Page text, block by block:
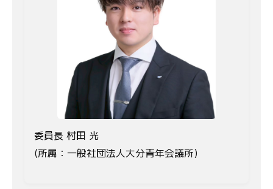
委員長 村田 光
(所属：一般社団法人大分青年会議所)